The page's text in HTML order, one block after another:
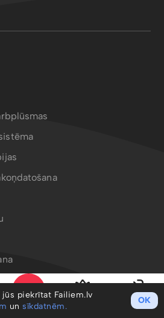
Ieiet
piekrītat Failiem.lv
unsīkdatnēm.
OK